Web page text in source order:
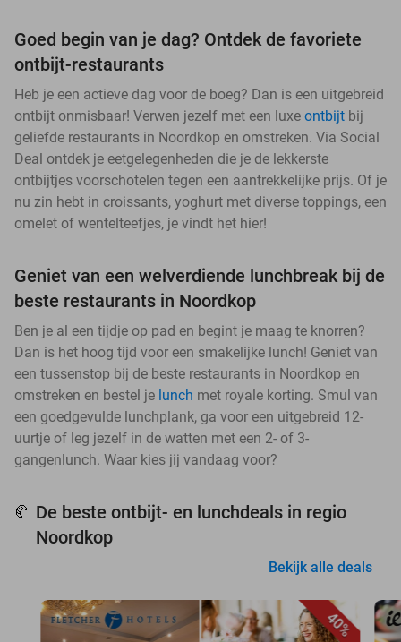
Goed begin van je dag? Ontdek de favoriete
ontbijt-restaurants
Heb je een actieve dag voor de boeg? Dan is een uitgebreid
ontbijt onmisbaar! Verwen jezelf met een luxe ontbijt bij
geliefde restaurants in Noordkop en omstreken. Via Social
Deal ontdek je eetgelegenheden die je de lekkerste
ontbijtjes voorschotelen tegen een aantrekkelijke prijs. Of je
nu zin hebt in croissants, yoghurt met diverse toppings, een
omelet of wentelteefjes, je vindt het hier!
Geniet van een welverdiende lunchbreak bij de
beste restaurants in Noordkop
Ben je al een tijdje op pad en begint je maag te knorren?
Dan is het hoog tijd voor een smakelijke lunch! Geniet van
een tussenstop bij de beste restaurants in Noordkop en
omstreken en bestel je lunch met royale korting. Smul van
een goedgevulde lunchplank, ga voor een uitgebreid 12-
uurtje of leg jezelf in de watten met een 2- of 3-
gangenlunch. Waar kies jij vandaag voor?
🥐 De beste ontbijt- en lunchdeals in regio
Noordkop
Bekijk alle deals
40%